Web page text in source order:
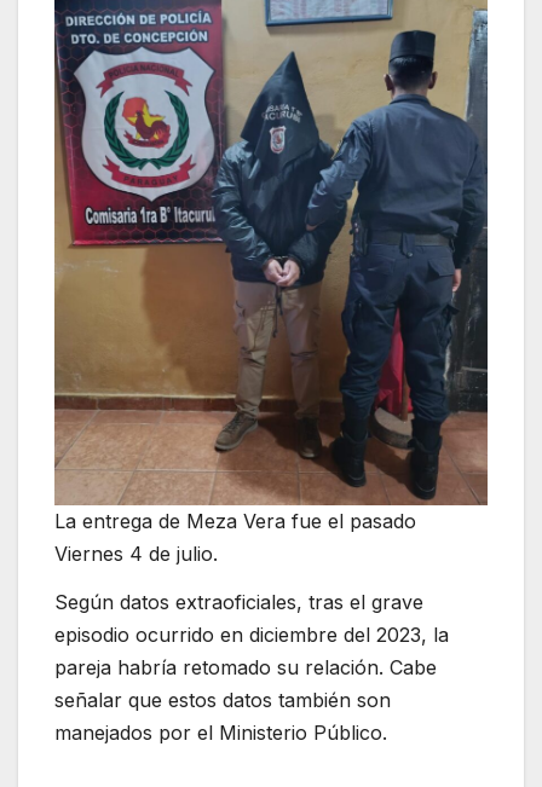
La entrega de Meza Vera fue el pasado
Viernes 4 de julio.
Según datos extraoficiales, tras el grave
episodio ocurrido en diciembre del 2023, la
pareja habría retomado su relación. Cabe
señalar que estos datos también son
manejados por el Ministerio Público.